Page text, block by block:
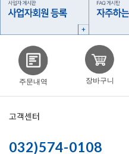
주문내역 장바구니
고객센터
032)574-0108